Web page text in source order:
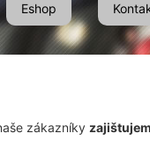
Eshop
zákazníky